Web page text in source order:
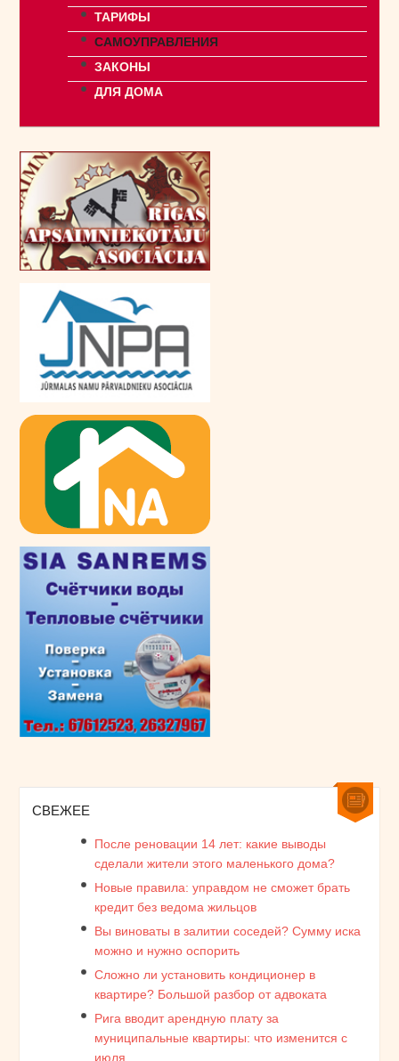
ТАРИФЫ
САМОУПРАВЛЕНИЯ
ЗАКОНЫ
ДЛЯ ДОМА
СВЕЖЕЕ
После реновации 14 лет: какие выводы
сделали жители этого маленького дома?
Новые правила: управдом не сможет брать
кредит без ведома жильцов
Вы виноваты в залитии соседей? Сумму иска
можно и нужно оспорить
Сложно ли установить кондиционер в
квартире? Большой разбор от адвоката
Рига вводит арендную плату за
муниципальные квартиры: что изменится с
июля